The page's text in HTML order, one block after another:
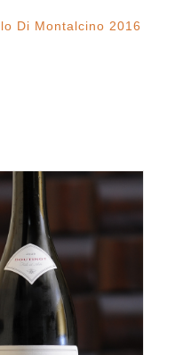
Di Montalcino 2016